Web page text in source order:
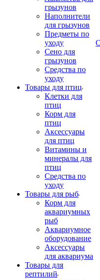
грызунов
Наполнители
для грызунов
Предметы по
уходу
Сено для
грызунов
Средства по
уходу
Товары для птиц
Клетки для
птиц
Корм для
птиц
Аксессуары
для птиц
Витамины и
минералы для
птиц
Средства по
уходу
Товары для рыб
Корм для
аквариумных
рыб
Аквариумное
оборудование
Аксессуары
для аквариума
Товары для
рептилий